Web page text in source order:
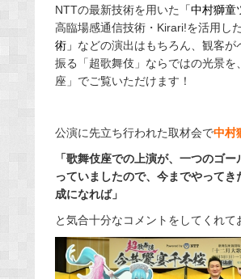
NTTの最新技術を用いた 「中村獅童
高臨場感通信技術・Kirari!を活用した
術」 などの演出はもちろん、観客が
振る「超歌舞伎」ならではの光景を
座」でご覧いただけます！
公演に先立ち行われた取材会で中村
「歌舞伎座での上演が、一つのゴー
っていましたので、今までやってき
成になれば」
と気合十分なコメントをしてくれて